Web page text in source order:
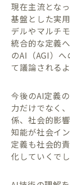
現在主流とな
基盤とした実
デルやマルチ
統合的な定義
のAI（AGI）
て議論される
今後のAI定義
力だけでなく
係、社会的影
知能が社会イ
定義も社会的
化していくでし